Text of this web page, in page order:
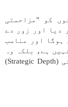
کو "مزاحمتی
دیا اور زور دے
ہوگا اور مناسب
ہے، بلکہ وہ
دنیا بھر کے شیعوں کی اسٹریٹیجک گہرائی (Strategic Depth)